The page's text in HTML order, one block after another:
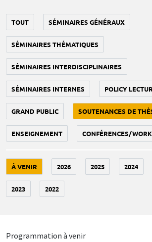
TOUT SÉMINAIRES GÉNÉRAUX
SÉMINAIRES THÉMATIQUES
SÉMINAIRES INTERDISCIPLINAIRES
SÉMINAIRES INTERNES POLICY
GRAND PUBLIC SOUTENANCES DE
ENSEIGNEMENT CONFÉRENCES/
À VENIR 2026 2025 2024
2023 2022
Programmation à venir